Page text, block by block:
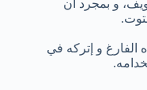
و بمجرد أن
و إتركه في